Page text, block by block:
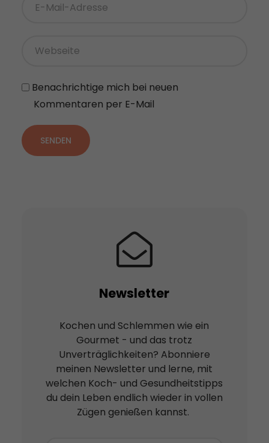
Benachrichtige mich bei neuen
Kommentaren per E-Mail
SENDEN
Newsletter
Kochen und Schlemmen wie ein
Gourmet - und das trotz
Unverträglichkeiten? Abonniere
meinen Newsletter und lerne, mit
welchen Koch- und Gesundheitstipps
du dein Leben endlich wieder in vollen
Zügen genießen kannst.